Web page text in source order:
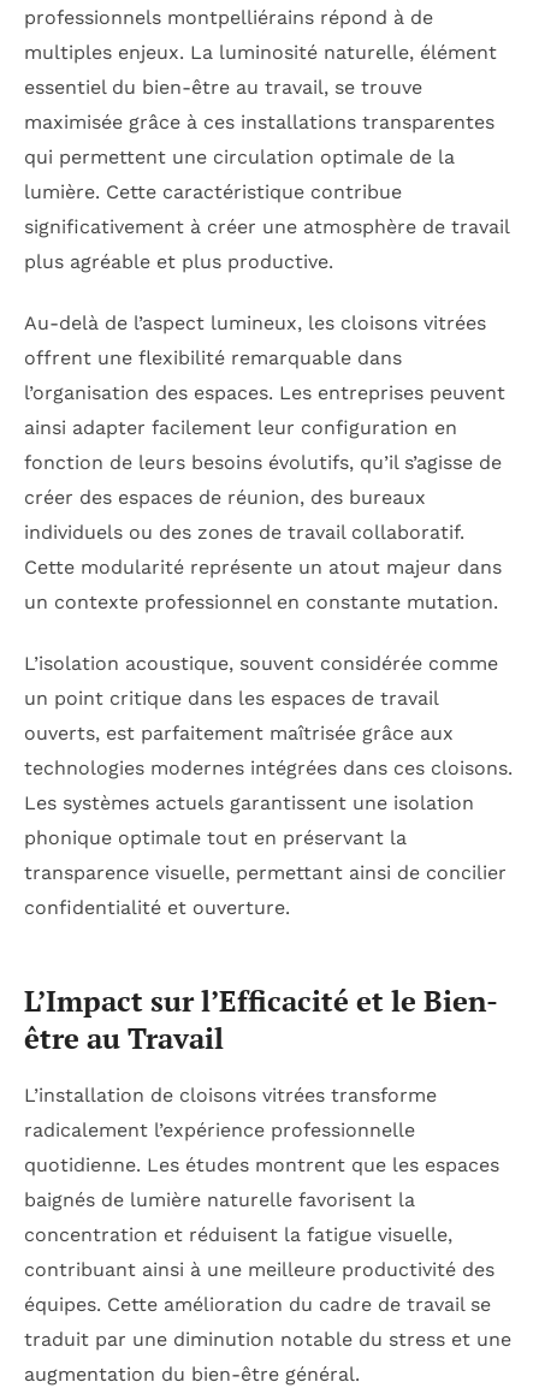
professionnels montpelliérains répond à de
multiples enjeux. La luminosité naturelle, élément
essentiel du bien-être au travail, se trouve
maximisée grâce à ces installations transparentes
qui permettent une circulation optimale de la
lumière. Cette caractéristique contribue
significativement à créer une atmosphère de travail
plus agréable et plus productive.
Au-delà de l’aspect lumineux, les cloisons vitrées
offrent une flexibilité remarquable dans
l’organisation des espaces. Les entreprises peuvent
ainsi adapter facilement leur configuration en
fonction de leurs besoins évolutifs, qu’il s’agisse de
créer des espaces de réunion, des bureaux
individuels ou des zones de travail collaboratif.
Cette modularité représente un atout majeur dans
un contexte professionnel en constante mutation.
L’isolation acoustique, souvent considérée comme
un point critique dans les espaces de travail
ouverts, est parfaitement maîtrisée grâce aux
technologies modernes intégrées dans ces cloisons.
Les systèmes actuels garantissent une isolation
phonique optimale tout en préservant la
transparence visuelle, permettant ainsi de concilier
confidentialité et ouverture.
L’Impact sur l’Efficacité et le Bien-
être au Travail
L’installation de cloisons vitrées transforme
radicalement l’expérience professionnelle
quotidienne. Les études montrent que les espaces
baignés de lumière naturelle favorisent la
concentration et réduisent la fatigue visuelle,
contribuant ainsi à une meilleure productivité des
équipes. Cette amélioration du cadre de travail se
traduit par une diminution notable du stress et une
augmentation du bien-être général.